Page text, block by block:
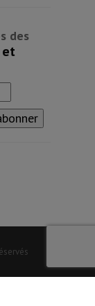
des
et